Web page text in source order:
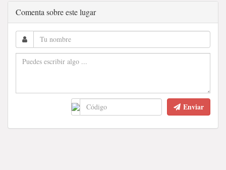
Comenta sobre este lugar
Enviar